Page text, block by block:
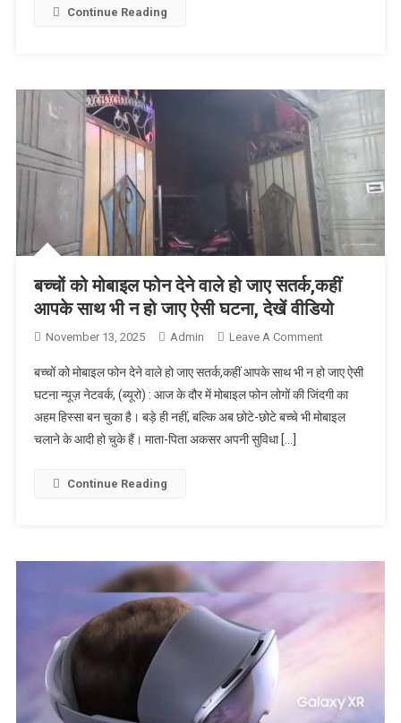
Continue Reading
बच्चों को मोबाइल फोन देने वाले हो जाए सतर्क,कहीं
आपके साथ भी न हो जाए ऐसी घटना, देखें वीडियो
November 13, 2025 Admin Leave A CommentOn बच्चों को
देने वाले हो जाए
सतर्क,कहीं
आपके साथ भी
बच्चों को मोबाइल फोन देने वाले हो जाए सतर्क,कहीं आपके साथ भी न हो जाए ऐसी
घटना न्यूज़ नेटवर्क, (ब्यूरो) : आज के दौर में मोबाइल फोन लोगों की जिंदगी का
अहम हिस्सा बन चुका है। बड़े ही नहीं, बल्कि अब छोटे-छोटे बच्चे भी मोबाइल
चलाने के आदी हो चुके हैं। माता-पिता अकसर अपनी सुविधा […]
Continue Reading